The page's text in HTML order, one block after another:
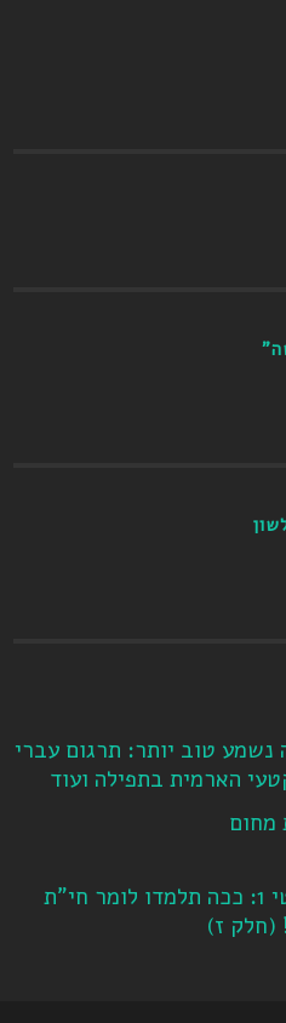
נשמע טוב יותר: תרגום עברי
הארמית בתפילה ועוד
מחום
שיעור פרטי 1: ככה תלמדו לומר חי"ת
‏(חלק ז‏)